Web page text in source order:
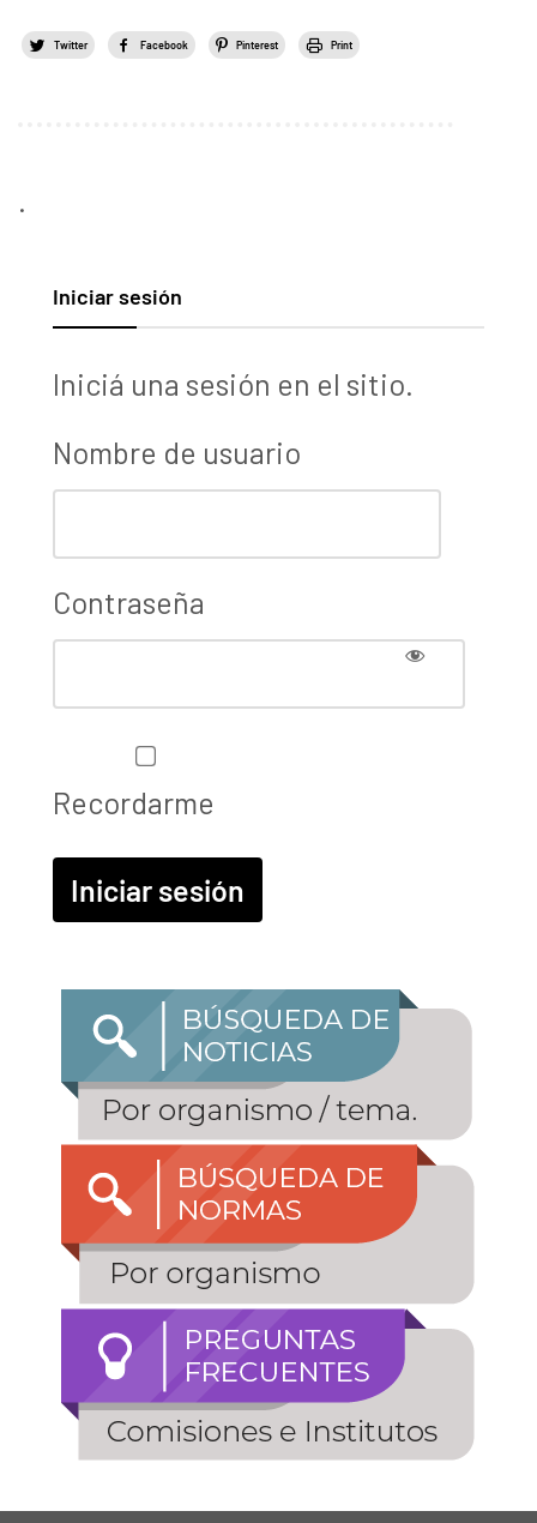
Twitter Facebook Pinterest Print
.
Iniciar sesión
Iniciá una sesión en el sitio.
Nombre de usuario
Contraseña
Recordarme